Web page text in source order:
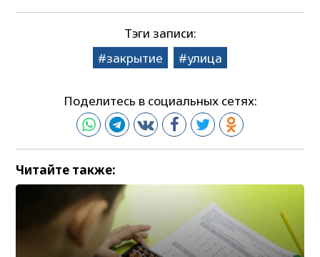
Тэги записи:
закрытие
улица
Поделитесь в социальных сетях:
Читайте также: